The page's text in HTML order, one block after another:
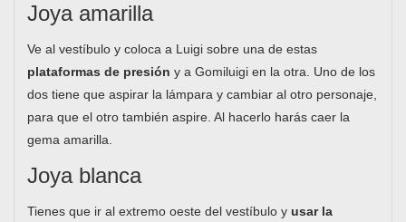
Joya amarilla
Ve al vestíbulo y coloca a Luigi sobre una de estas
plataformas de presión y a Gomiluigi en la otra. Uno de los
dos tiene que aspirar la lámpara y cambiar al otro personaje,
para que el otro también aspire. Al hacerlo harás caer la
gema amarilla.
Joya blanca
Tienes que ir al extremo oeste del vestíbulo y usar la